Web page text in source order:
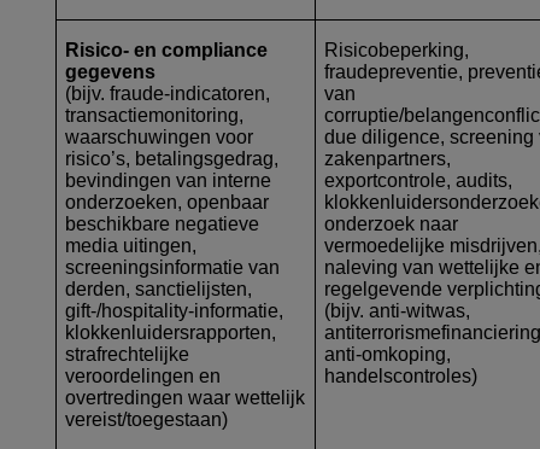
Risico- en compliance
gegevens
(bijv. fraude-indicatoren,
transactiemonitoring,
waarschuwingen voor
risico’s, betalingsgedrag,
bevindingen van interne
onderzoeken, openbaar
beschikbare negatieve
media uitingen,
screeningsinformatie van
derden, sanctielijsten,
gift-/hospitality-informatie,
klokkenluidersrapporten,
strafrechtelijke
veroordelingen en
overtredingen waar wettelijk
vereist/toegestaan)
Risicobeperking,
fraudepreventie,
van
corruptie/
due diligence, screening
zakenpartners,
exportcontrole, audits,
onderzoek naar
vermoedelijke
naleving van wettelijke
regelgevende
(bijv. anti-witwas,
anti-omkoping,
handelscontroles)